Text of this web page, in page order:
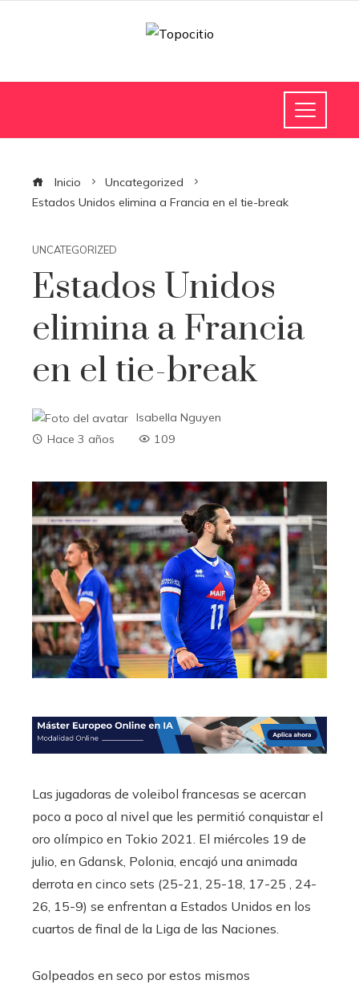
Inicio
Uncategorized
Estados Unidos elimina a Francia en el tie-break
UNCATEGORIZED
Estados Unidos
elimina a Francia
en el tie-break
Isabella Nguyen
Hace 3 años
109
Las jugadoras de voleibol francesas se acercan
poco a poco al nivel que les permitió conquistar el
oro olímpico en Tokio 2021. El miércoles 19 de
julio, en Gdansk, Polonia, encajó una animada
derrota en cinco sets (25-21, 25-18, 17-25 , 24-
26, 15-9) se enfrentan a Estados Unidos en los
cuartos de final de la Liga de las Naciones.
Golpeados en seco por estos mismos